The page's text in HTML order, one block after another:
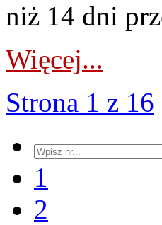
niż 14 dni
Więcej...
Strona 1 z 16
1
2